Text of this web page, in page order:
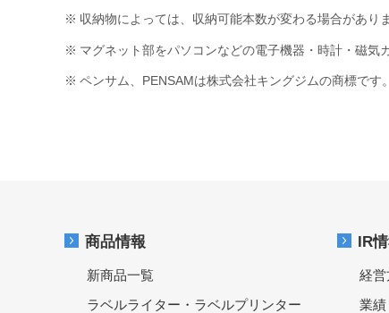
※ 収納物によっては、収納可能本数が変わる場合がありま
※ マグネット部をパソコンなどの電子機器・時計・磁気
※ ペンサム、PENSAMは株式会社キングジムの商標です。
商品情報
新商品一覧
ラベルライター・ラベルプリンター
IR
経
業績